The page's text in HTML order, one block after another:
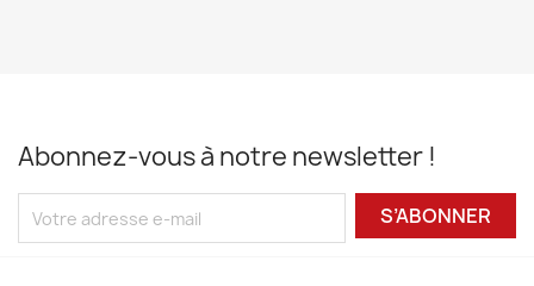
Abonnez-vous à notre newsletter !
S’ABONNER